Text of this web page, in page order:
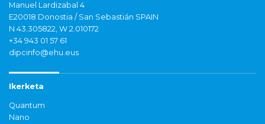
Manuel Lardizabal 4
E20018 Donostia / San Sebastián SPAIN
N 43.305822, W 2.010172
+34 943 01 57 61
dipcinfo@ehu.eus
Ikerketa
Quantum
Nano